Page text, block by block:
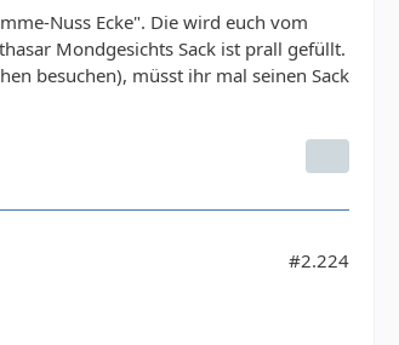
Nuss Ecke". Die wird euch vom
Mondgesichts Sack ist prall gefüllt.
besuchen), müsst ihr mal seinen Sack
#2.224